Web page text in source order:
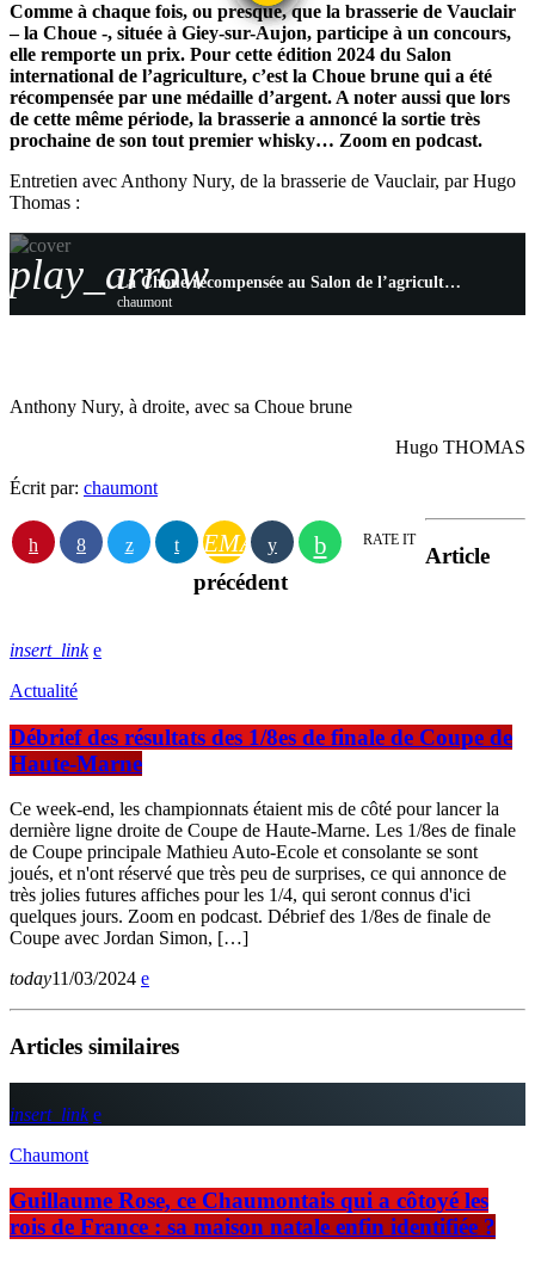
Comme à chaque fois, ou presque, que la brasserie de Vauclair
– la Choue -, située à Giey-sur-Aujon, participe à un concours,
elle remporte un prix. Pour cette édition 2024 du Salon
international de l’agriculture, c’est la Choue brune qui a été
récompensée par une médaille d’argent. A noter aussi que lors
de cette même période, la brasserie a annoncé la sortie très
prochaine de son tout premier whisky… Zoom en podcast.
Entretien avec Anthony Nury, de la brasserie de Vauclair, par Hugo
Thomas :
play_arrow La Choue récompensée au Salon de l’agriculture, retour sur cette édition
chaumont
Anthony Nury, à droite, avec sa Choue brune
Hugo THOMAS
Écrit par: chaumont
EMAIL RATE IT
Article
précédent
insert_link
Actualité
Débrief des résultats des 1/8es de finale de Coupe de
Haute-Marne
Ce week-end, les championnats étaient mis de côté pour lancer la
dernière ligne droite de Coupe de Haute-Marne. Les 1/8es de finale
de Coupe principale Mathieu Auto-Ecole et consolante se sont
joués, et n'ont réservé que très peu de surprises, ce qui annonce de
très jolies futures affiches pour les 1/4, qui seront connus d'ici
quelques jours. Zoom en podcast. Débrief des 1/8es de finale de
Coupe avec Jordan Simon, […]
today11/03/2024
Articles similaires
insert_link
Chaumont
Guillaume Rose, ce Chaumontais qui a côtoyé les
rois de France : sa maison natale enfin identifiée ?